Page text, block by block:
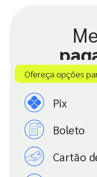
Ofereça opções
Pix
Boleto
Cartão